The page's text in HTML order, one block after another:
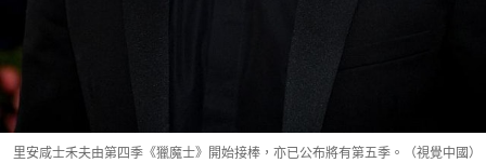
里安咸士禾夫由第四季《獵魔士》開始接棒，亦已公布將有第五季。（視覺中國）